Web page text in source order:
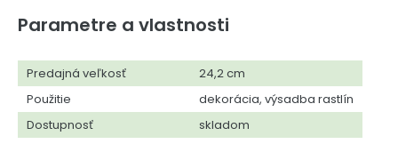
Parametre a vlastnosti
Predajná veľkosť
24,2 cm
Použitie
dekorácia, výsadba rastlín
Dostupnosť
skladom